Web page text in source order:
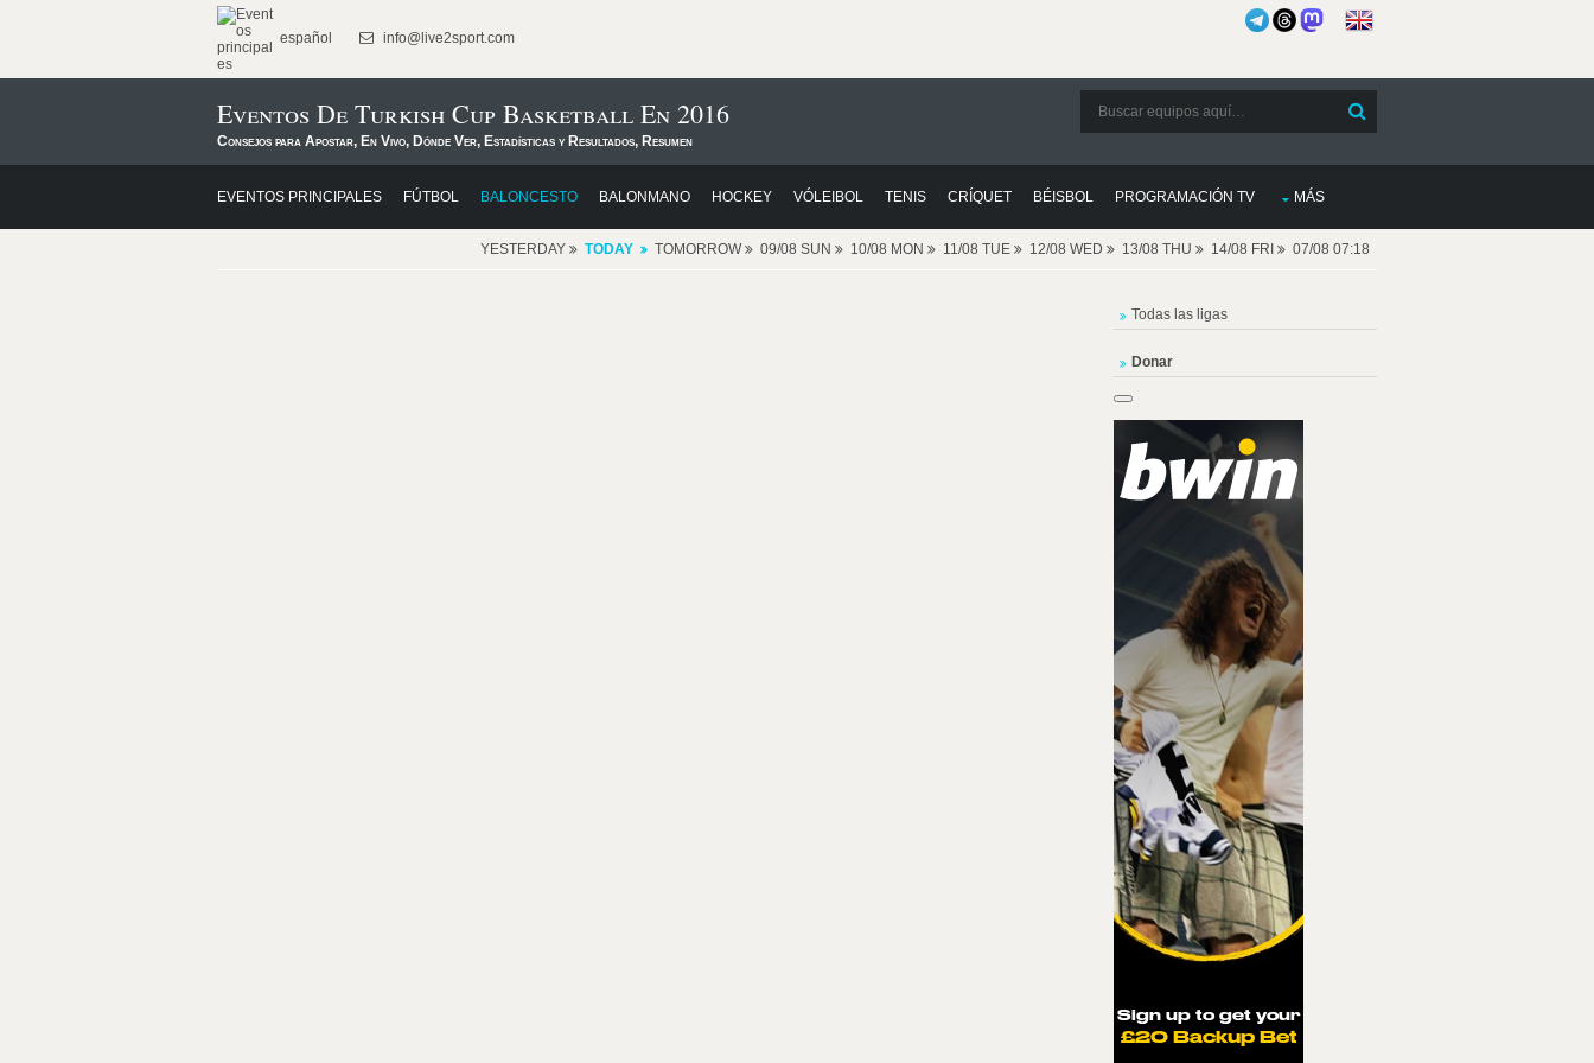
español info@live2sport.com
Eventos De Turkish Cup Basketball En 2016
Consejos para Apostar, En Vivo, Dónde Ver, Estadísticas y Resultados, Resumen
EVENTOS PRINCIPALES FÚTBOL BALONCESTO BALONMANO HOCKEY VÓLEIBOL TENIS CRÍQUET BÉISBOL PROGRAMACIÓN TV MÁS
YESTERDAY TODAY TOMORROW 09/08 SUN 10/08 MON 11/08 TUE 12/08 WED 13/08 THU 14/08 FRI 07/08 07:18
Todas las ligas
Donar